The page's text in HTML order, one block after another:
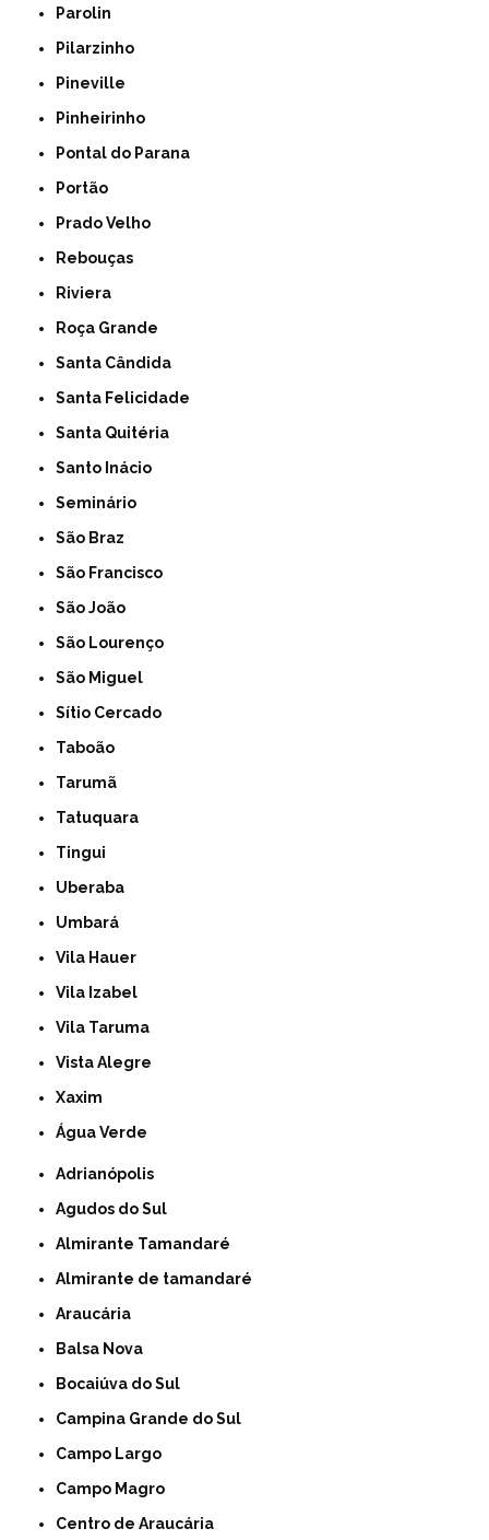
Parolin
Pilarzinho
Pineville
Pinheirinho
Pontal do Parana
Portão
Prado Velho
Rebouças
Riviera
Roça Grande
Santa Cândida
Santa Felicidade
Santa Quitéria
Santo Inácio
Seminário
São Braz
São Francisco
São João
São Lourenço
São Miguel
Sítio Cercado
Taboão
Tarumã
Tatuquara
Tingui
Uberaba
Umbará
Vila Hauer
Vila Izabel
Vila Taruma
Vista Alegre
Xaxim
Água Verde
Adrianópolis
Agudos do Sul
Almirante Tamandaré
Almirante de tamandaré
Araucária
Balsa Nova
Bocaiúva do Sul
Campina Grande do Sul
Campo Largo
Campo Magro
Centro de Araucária